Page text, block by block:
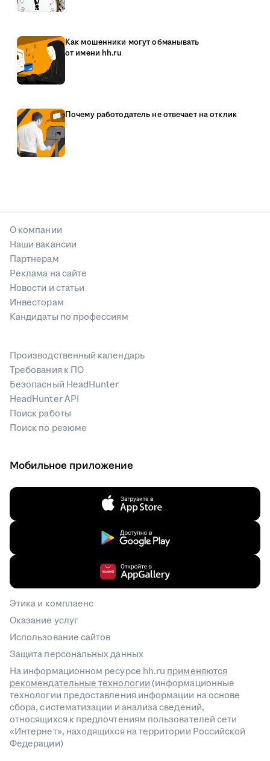
Как мошенники могут обманывать
от имени hh.ru
Почему работодатель не отвечает на отклик
О компании
Наши вакансии
Партнерам
Реклама на сайте
Новости и статьи
Инвесторам
Кандидаты по профессиям
Производственный календарь
Требования к ПО
Безопасный HeadHunter
HeadHunter API
Поиск работы
Поиск по резюме
Мобильное приложение
Этика и комплаенс
Оказание услуг
Использование сайтов
Защита персональных данных
На информационном ресурсе hh.ru применяются
рекомендательные технологии(информационные
технологии предоставления информации на основе
сбора, систематизации и анализа сведений,
относящихся к предпочтениям пользователей сети
«Интернет», находящихся на территории Российской
Федерации)